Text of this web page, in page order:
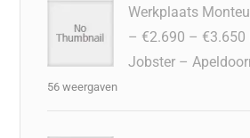
Werkplaats
– €2.690 – €3.650
Jobster –
56 weergaven